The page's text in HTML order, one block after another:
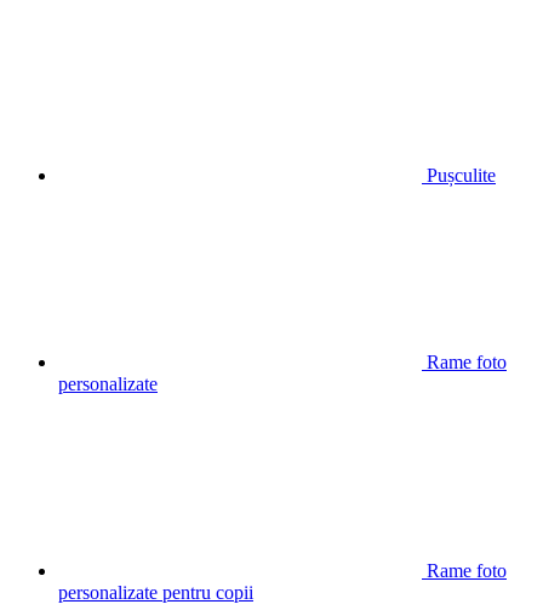
Pușculite
Rame foto
personalizate
Rame foto
personalizate pentru copii